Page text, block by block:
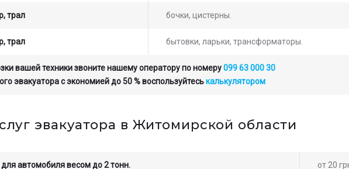
трал бочки, цистерны.
трал бытовки, ларьки, трансформаторы.
вашей техники звоните нашему оператору по номеру099 63 000 30
эвакуатора с экономией до 50 % воспользуйтеськалькулятором
эвакуатора в Житомирской области
для автомобиля весом до 2 тонн. от 20